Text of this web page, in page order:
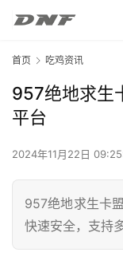
首页 吃鸡资讯
957绝地求生
平台
2024年11月22日
957绝地求生卡
快速安全，支持